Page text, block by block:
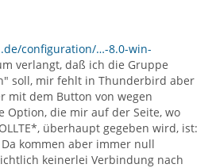
configuration/…-8.0-win-
verlangt, daß ich die Gruppe
soll, mir fehlt in Thunderbird aber
mit dem Button von wegen
Option, die mir auf der Seite, wo
überhaupt gegeben wird, ist:
kommen aber immer null
keinerlei Verbindung nach